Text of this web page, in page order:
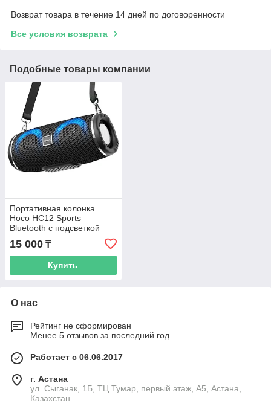
Возврат товара в течение 14 дней по договоренности
Все условия возврата
Подобные товары компании
Портативная колонка
Hoco HC12 Sports
Bluetooth с подсветкой
15 000 ₸
Купить
О нас
Рейтинг не сформирован
Менее 5 отзывов за последний год
Работает с 06.06.2017
г. Астана
ул. Сыганак, 1Б, ТЦ Тумар, первый этаж, А5, Астана,
Казахстан